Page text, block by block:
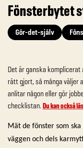
Fönsterbytet
Gör-det-själv
Det är ganska
rätt gjort, så många väljer
anlitar någon eller gör
checklistan.Du kan också
Mät de fönster som
väggen och dels